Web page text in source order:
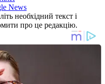
News
необхідний текст і
про це редакцію.